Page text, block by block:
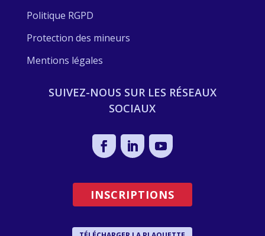
Politique RGPD
Protection des mineurs
Mentions légales
SUIVEZ-NOUS SUR LES RÉSEAUX
SOCIAUX
INSCRIPTIONS